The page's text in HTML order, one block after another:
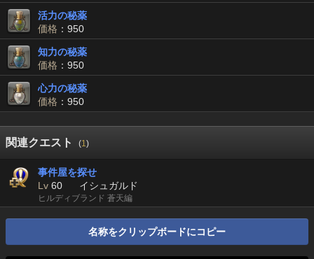
活力の秘薬
価格 ：950
知力の秘薬
価格 ：950
心力の秘薬
価格 ：950
関連クエスト (1)
事件屋を探せ
Lv 60 イシュガルド
ヒルディブランド 蒼天編
名称をクリップボードにコピー